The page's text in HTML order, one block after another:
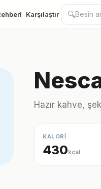
Karşılaştır 🔍
Hazır kahve,
KALORİ
430kcal